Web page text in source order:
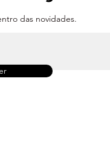
das novidades.